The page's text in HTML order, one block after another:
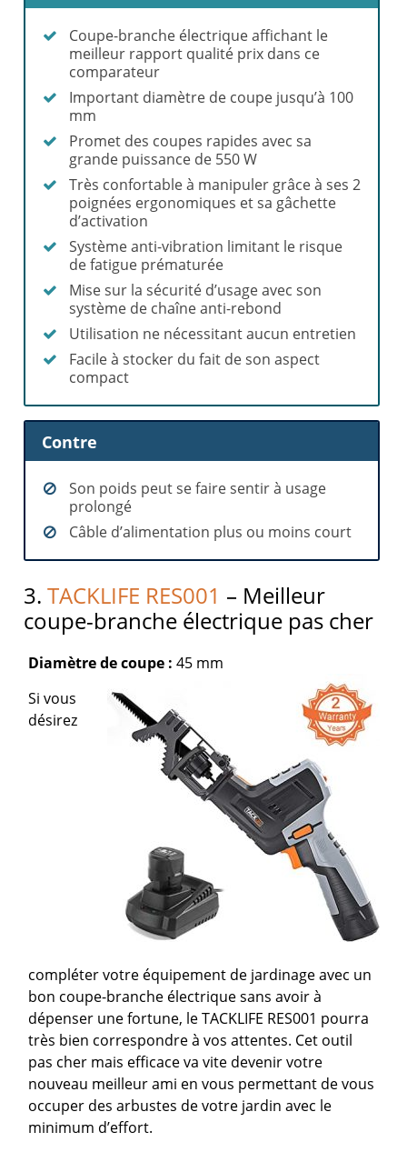
Coupe-branche électrique affichant le
meilleur rapport qualité prix dans ce
comparateur
Important diamètre de coupe jusqu’à 100
mm
Promet des coupes rapides avec sa
grande puissance de 550 W
Très confortable à manipuler grâce à ses 2
poignées ergonomiques et sa gâchette
d’activation
Système anti-vibration limitant le risque
de fatigue prématurée
Mise sur la sécurité d’usage avec son
système de chaîne anti-rebond
Utilisation ne nécessitant aucun entretien
Facile à stocker du fait de son aspect
compact
Contre
Son poids peut se faire sentir à usage
prolongé
Câble d’alimentation plus ou moins court
3.TACKLIFE RES001 – Meilleur
coupe-branche électrique pas cher
Diamètre de coupe :45 mm
Si vous
désirez
compléter votre équipement de jardinage avec un
bon coupe-branche électrique sans avoir à
dépenser une fortune, le TACKLIFE RES001 pourra
très bien correspondre à vos attentes. Cet outil
pas cher mais efficace va vite devenir votre
nouveau meilleur ami en vous permettant de vous
occuper des arbustes de votre jardin avec le
minimum d’effort.